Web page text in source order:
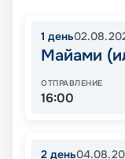
1 день
Майами
ОТПРАВЛЕНИЕ
16:00
2 день